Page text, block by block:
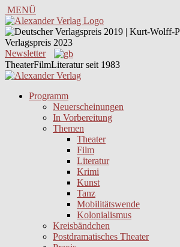
MENÜ
Newsletter
TheaterFilmLiteratur seit 1983
Programm
Neuerscheinungen
In Vorbereitung
Themen
Theater
Film
Literatur
Krimi
Kunst
Tanz
Mobilitätswende
Kolonialismus
Kreisbändchen
Postdramatisches Theater